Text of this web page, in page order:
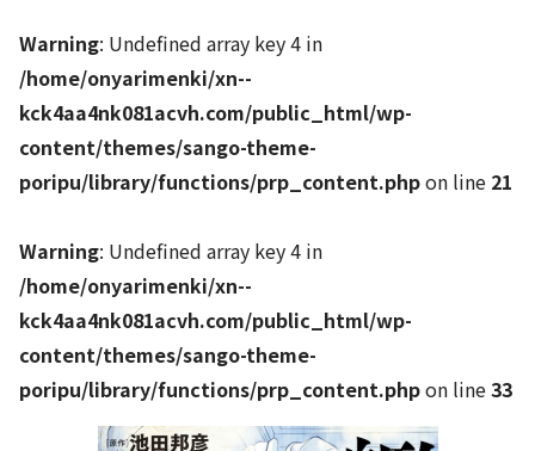
Warning: Undefined array key 4 in
/home/onyarimenki/xn--
kck4aa4nk081acvh.com/public_html/wp-
content/themes/sango-theme-
poripu/library/functions/prp_content.phpon line 21
Warning: Undefined array key 4 in
/home/onyarimenki/xn--
kck4aa4nk081acvh.com/public_html/wp-
content/themes/sango-theme-
poripu/library/functions/prp_content.phpon line33